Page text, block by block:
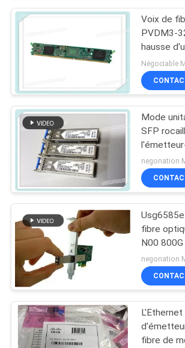
NOUS
LES
AFFAIRES
PLAN
DU
SITE
POLITIQUE
DE
CONFIDENTIALITÉ
Voix de
PVDM3-
hausse
des 32 à
Négociable
Mode
SFP
Cisco
negonation
fibre
N00 800G
8xLR1
Module
optique
negonation
fibre de